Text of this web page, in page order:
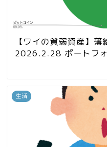
【ワイの貧弱資産】
2026.2.28 ポートフ
生活